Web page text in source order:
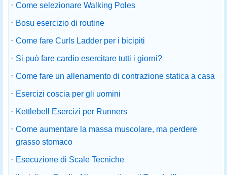
· Come selezionare Walking Poles
· Bosu esercizio di routine
· Come fare Curls Ladder per i bicipiti
· Si può fare cardio esercitare tutti i giorni?
· Come fare un allenamento di contrazione statica a casa
· Esercizi coscia per gli uomini
· Kettlebell Esercizi per Runners
· Come aumentare la massa muscolare, ma perdere
grasso stomaco
· Esecuzione di Scale Tecniche